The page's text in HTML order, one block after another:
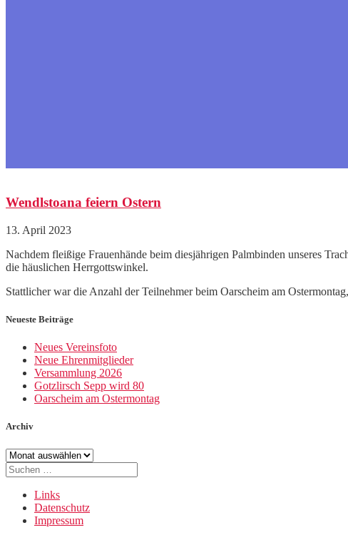
Wendlstoana feiern Ostern
13. April 2023
Nachdem fleißige Frauenhände beim diesjährigen Palmbinden unseres
die häuslichen Herrgottswinkel.
Stattlicher war die Anzahl der Teilnehmer beim Oarscheim am
Neueste Beiträge
Neues Vereinsfoto
Neue Ehrenmitglieder
Versammlung 2026
Gotzlirsch Sepp wird 80
Oarscheim am Ostermontag
Archiv
Archiv
Suche
nach:
Links
Datenschutz
Impressum